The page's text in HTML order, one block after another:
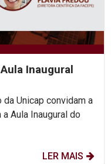
Inaugural
Unicap convidam a
Aula Inaugural do
LER MAIS